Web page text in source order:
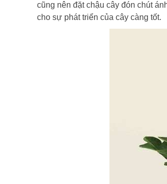
cũng nên đặt chậu cây đón chút
cho sự phát triển của cây càng tốt.